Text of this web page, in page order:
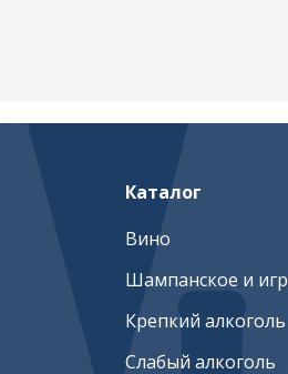
Каталог
Вино
Шампанское и
Крепкий алкоголь
Слабый алкоголь